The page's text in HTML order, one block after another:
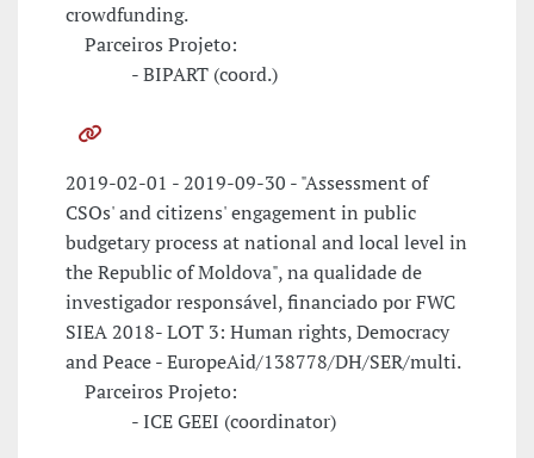
crowdfunding.
Parceiros Projeto:
- BIPART (coord.)
2019-02-01 - 2019-09-30 - "Assessment of
CSOs' and citizens' engagement in public
budgetary process at national and local level in
the Republic of Moldova", na qualidade de
investigador responsável, financiado por FWC
SIEA 2018- LOT 3: Human rights, Democracy
and Peace - EuropeAid/138778/DH/SER/multi.
Parceiros Projeto:
- ICE GEEI (coordinator)